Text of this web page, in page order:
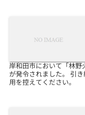
岸和田市において「林野
が発令されました。 引
用を控えてください。